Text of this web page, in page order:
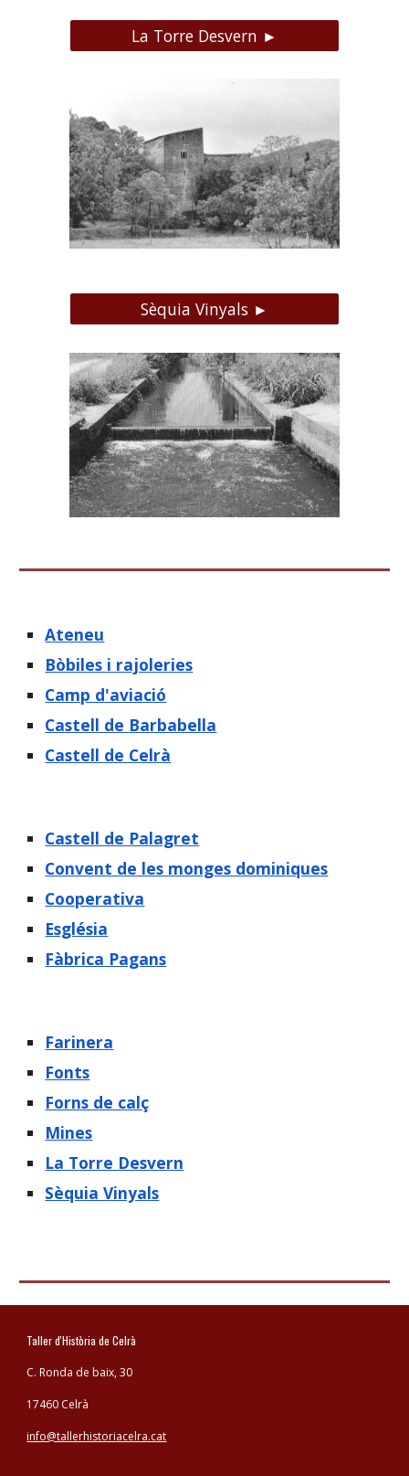
La Torre Desvern ►
Sèquia Vinyals ►
Ateneu
Bòbiles i rajoleries
Camp d'aviació
Castell de Barbabella
Castell de Celrà
Castell de Palagret
Convent de les monges dominiques
Cooperativa
Església
Fàbrica Pagans
Farinera
Fonts
Forns de calç
Mines
La Torre Desvern
Sèquia Vinyals
Taller d'Història de Celrà
C. Ronda de baix, 30
17460 Celrà
info@tallerhistoriacelra.cat